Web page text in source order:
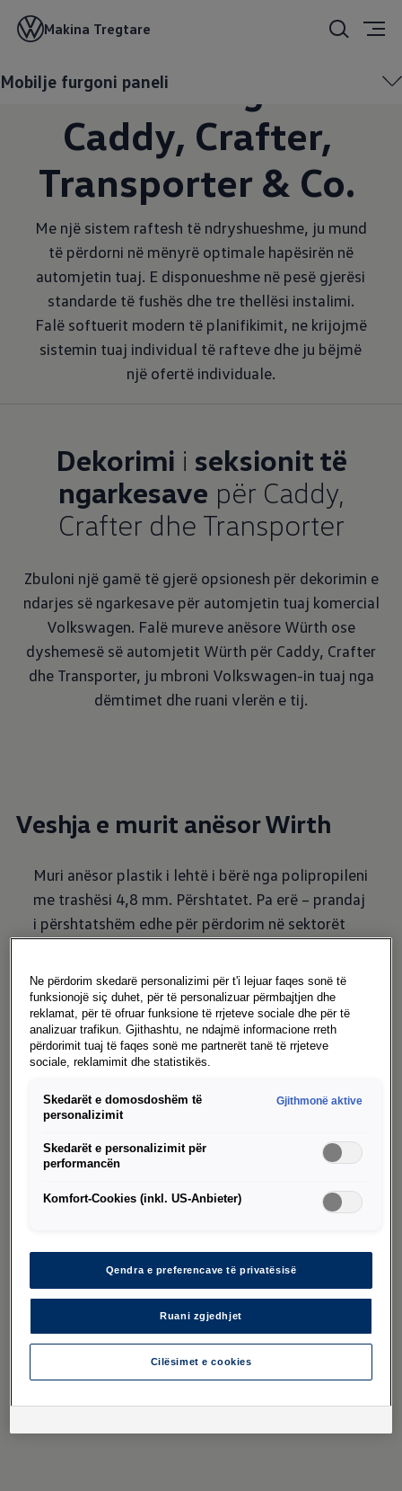
Makina Tregtare
Mobilje furgoni paneli
Pajisja për
Volkswagen
Caddy, Crafter,
Transporter & Co.
Me një sistem raftesh të ndryshueshme, ju mund
të përdorni në mënyrë optimale hapësirën në
automjetin tuaj. E disponueshme në pesë gjerësi
standarde të fushës dhe tre thellësi instalimi.
Falë softuerit modern të planifikimit, ne krijojmë
sistemin tuaj individual të rafteve dhe ju bëjmë
një ofertë individuale.
Dekorimi i seksionit të
ngarkesave për Caddy,
Crafter dhe Transporter
Zbuloni një gamë të gjerë opsionesh për dekorimin e
ndarjes së ngarkesave për automjetin tuaj komercial
Volkswagen. Falë mureve anësore Würth ose
dyshemesë së automjetit Würth për Caddy, Crafter
dhe Transporter, ju mbroni Volkswagen-in tuaj nga
dëmtimet dhe ruani vlerën e tij.
Veshja e murit anësor Wirth
Muri anësor plastik i lehtë i bërë nga polipropileni
me trashësi 4,8 mm. Përshtatet. Pa erë – prandaj
i përshtatshëm edhe për përdorim në sektorët
goditjeve.
Dyshemeja eautomjetit të
antracit. Jashtëzakonisht i qëndrueshëm, i
parrëshqitshëm dhe i papërshkueshëm nga uji.
Përshtatet. Pragjet e aluminit në dyert
rrëshqitëse (nëse ka) dhe në pjesën e pasme.
Ne përdorim skedarë personalizimi për t'i lejuar faqes sonë të
funksionojë siç duhet, për të personalizuar përmbajtjen dhe
reklamat, për të ofruar funksione të rrjeteve sociale dhe për të
analizuar trafikun. Gjithashtu, ne ndajmë informacione rreth
përdorimit tuaj të faqes sonë me partnerët tanë të rrjeteve
sociale, reklamimit dhe statistikës.
Skedarët e domosdoshëm të
personalizimit
Gjithmonë aktive
Skedarët e personalizimit për
performancën
Komfort-Cookies (inkl. US-Anbieter)
Qendra e preferencave të privatësisë
Ruani zgjedhjet
Cilësimet e cookies